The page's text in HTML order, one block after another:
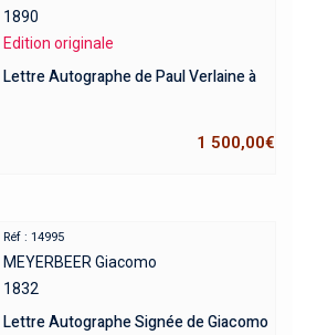
1890
Edition originale
Lettre Autographe de Paul Verlaine à
1 500,00€
Réf : 14995
MEYERBEER Giacomo
1832
Lettre Autographe Signée de Giacomo